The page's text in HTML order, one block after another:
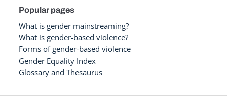
Popular pages
What is gender mainstreaming?
What is gender-based violence?
Forms of gender-based violence
Gender Equality Index
Glossary and Thesaurus